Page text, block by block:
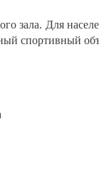
зала. Для
спортивный